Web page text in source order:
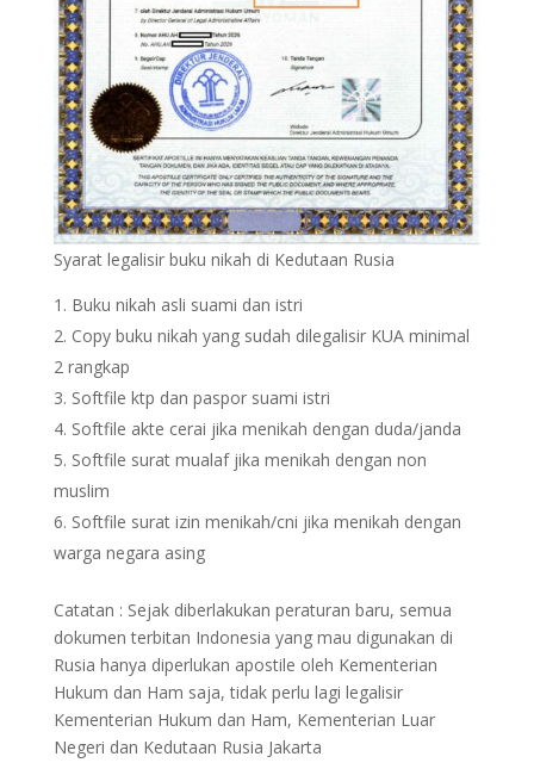
Syarat legalisir buku nikah di Kedutaan Rusia
Buku nikah asli suami dan istri
Copy buku nikah yang sudah dilegalisir KUA minimal
2 rangkap
Softfile ktp dan paspor suami istri
Softfile akte cerai jika menikah dengan duda/janda
Softfile surat mualaf jika menikah dengan non
muslim
Softfile surat izin menikah/cni jika menikah dengan
warga negara asing
Catatan : Sejak diberlakukan peraturan baru, semua
dokumen terbitan Indonesia yang mau digunakan di
Rusia hanya diperlukan apostile oleh Kementerian
Hukum dan Ham saja, tidak perlu lagi legalisir
Kementerian Hukum dan Ham, Kementerian Luar
Negeri dan Kedutaan Rusia Jakarta